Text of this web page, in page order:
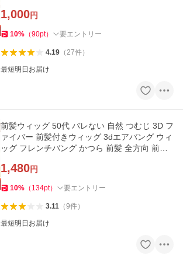
1,000円
10% （90pt） 要エントリー
4.19（27件）
最短明日お届け
前髪ウィッグ 50代 バレない 自然 つむじ 3D フ
ァイバー 前髪付きウィッグ 3dエアバング ウィ
ッグ フレンチバング かつら 前髪 全方向 前髪
1,480円
10% （ 134pt） 要エントリー
3.11（9件）
最短明日お届け